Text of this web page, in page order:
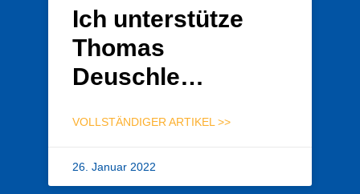
Ich unterstütze
Thomas
Deuschle…
VOLLSTÄNDIGER ARTIKEL >>
26. Januar 2022